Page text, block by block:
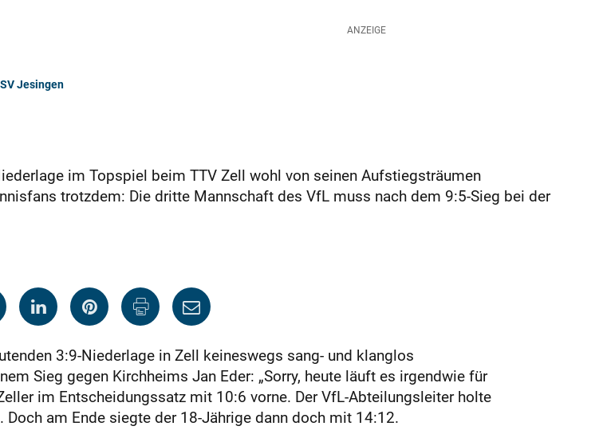
Jesingen
im Topspiel beim TTV Zell wohl von seinen Aufstiegsträumen
trotzdem: Die dritte Mannschaft des VfL muss nach dem 9:5-Sieg bei der
3:9-Niederlage in Zell keineswegs sang- und klanglos
Sieg gegen Kirchheims Jan Eder: „Sorry, heute läuft es irgendwie für
im Entscheidungssatz mit 10:6 vorne. Der VfL-Abteilungsleiter holte
am Ende siegte der 18-Jährige dann doch mit 14:12.